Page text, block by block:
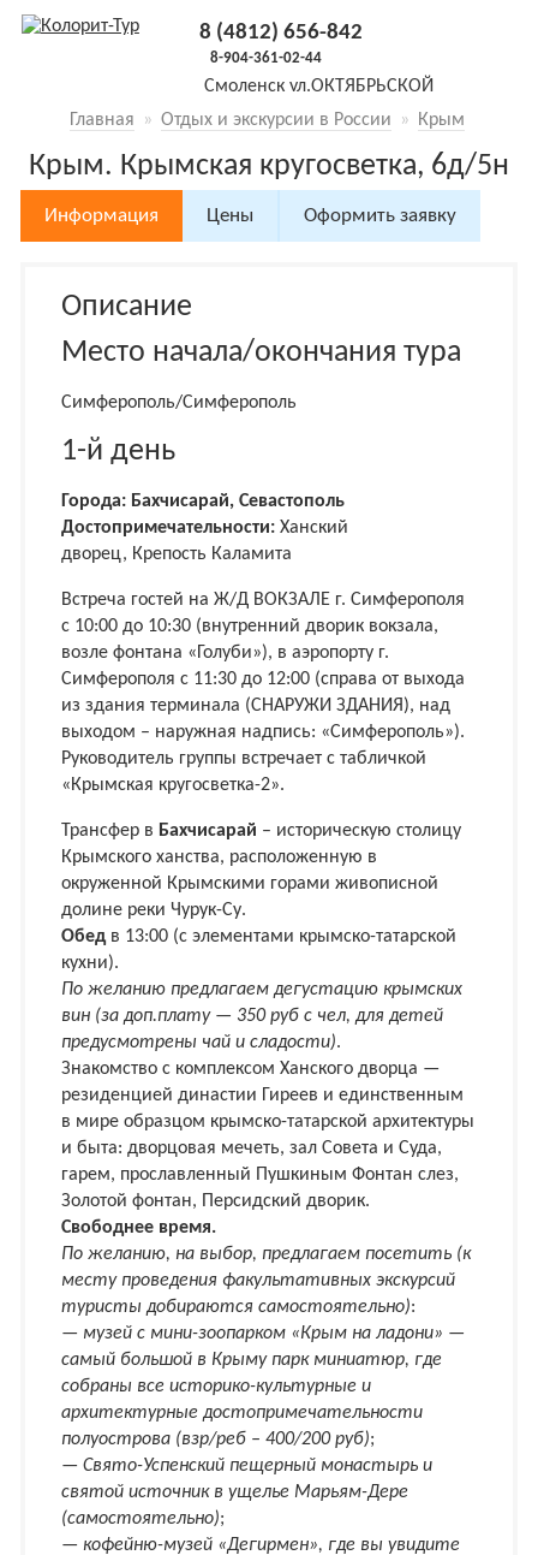
Смоленскул.ОКТЯБРЬСКОЙ
налево)
8 (4812) 656-842
8-904-361-02-44
Главная » Отдых и экскурсии в России » Крым
Крым. Крымская кругосветка, 6д/5н
Информация Цены Оформить заявку
Описание
Место начала/окончания тура
Симферополь/Симферополь
1-й день
Города: Бахчисарай, Севастополь
Достопримечательности: Ханский
дворец, Крепость Каламита
Встреча гостей на Ж/Д ВОКЗАЛЕ г. Симферополя
с 10:00 до 10:30 (внутренний дворик вокзала,
возле фонтана «Голуби»), в аэропорту г.
Симферополя с 11:30 до 12:00 (справа от выхода
из здания терминала (СНАРУЖИ ЗДАНИЯ), над
выходом – наружная надпись: «Симферополь»).
Руководитель группы встречает с табличкой
«Крымская кругосветка-2».
Трансфер в Бахчисарай – историческую столицу
Крымского ханства, расположенную в
окруженной Крымскими горами живописной
долине реки Чурук-Су.
Обедв 13:00 (с элементами крымско-татарской
кухни).
По желанию предлагаем дегустацию крымских
вин (за доп.плату — 350 руб с чел, для детей
предусмотрены чай и сладости).
Знакомство с комплексом Ханского дворца —
резиденцией династии Гиреев и единственным
в мире образцом крымско-татарской архитектуры
и быта: дворцовая мечеть, зал Совета и Суда,
гарем, прославленный Пушкиным Фонтан слез,
Золотой фонтан, Персидский дворик.
Свободнее время.
По желанию, на выбор, предлагаем посетить (к
месту проведения факультативных экскурсий
туристы добираются самостоятельно):
— музей с мини-зоопарком «Крым на ладони» —
самый большой в Крыму парк миниатюр, где
собраны все историко-культурные и
архитектурные достопримечательности
полуострова (взр/реб – 400/200 руб);
— Свято-Успенский пещерный монастырь и
святой источник в ущелье Марьям-Дере
(самостоятельно);
— кофейню-музей «Дегирмен», где вы увидите